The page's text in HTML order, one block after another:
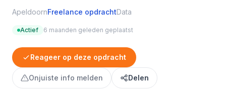
ApeldoornFreelance opdrachtData
Actief 6 maanden geleden geplaatst
Reageer op deze opdracht
Onjuiste info melden Delen